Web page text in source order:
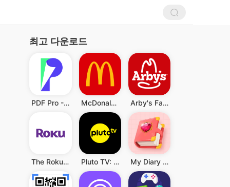
최고 다운로드
PDF Pro - Reader & Maker McDonald's Arby's Fast Food Sandwiches
The Roku App (Official) Pluto TV: Watch Free Movies/TV My Diary - Diary With Lock